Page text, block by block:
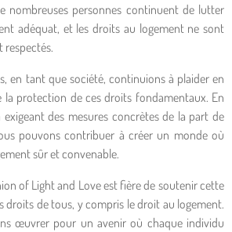
nombreuses personnes continuent de lutter
adéquat, et les droits au logement ne sont
respectés.
en tant que société, continuions à plaider en
la protection de ces droits fondamentaux. En
des mesures concrètes de la part de
pouvons contribuer à créer un monde où
sûr et convenable.
of Light and Love est fière de soutenir cette
droits de tous, y compris le droit au logement.
œuvrer pour un avenir où chaque individu